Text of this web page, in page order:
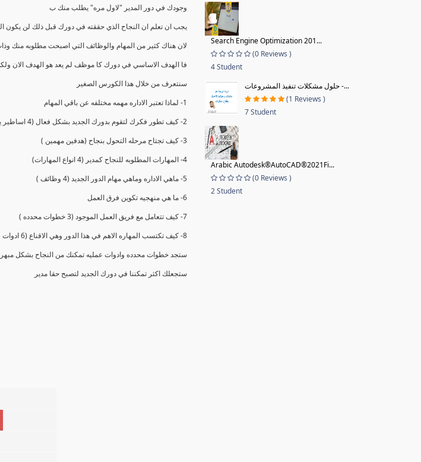
وجودك في دور المدير "لاول مره" يطلب منك ب
يجب ان تعلم ان النجاح الذي حققته في دورك قبل ذلك لن يكون
لان هناك كثير من المهام والوظائف التي اصبحت مطلوبه منك
فا الهدف الاساسي في دورك كا موظف لم يعد هو الهدف الان
سنتعرف من خلال هذا الكورس الصغير
1- لماذا تعتبر الاداره مهمه مختلفه عن باقي المهام
2- كيف تطور فكرك لتقوم بدورك الجديد بشكل فعال (4 اساطير يجب تغيرها)
3- كيف تجتاح مرحله التحول بنجاح (هدفين مهمين )
4- المهارات المطلوبه للنجاح كمدير (4 انواع المهارات)
5- ماهي الاداره وماهي مهام الدور الجديد (4 وظائف )
6- ما هي منهجيه تكوين فرق العمل
7- كيف تتعامل مع فريق العمل الموجود (3 خطوات محدده )
8- كيف تكتسب المهاره الاهم في هذا الدور وهي الاقناع (6 ادوات عمليه )
ستجد خطوات محدده وادوات عمليه تمكنك من النجاح بشكل مبهر
ستجعلك اكثر تمكننا في دورك الجديد لتصبح حقا مدير
Search Engine Optimization 201...
(0 Reviews )
4 Student
حلول مشكلات تنفيذ المشروعات -...
(1 Reviews )
7 Student
Arabic Autodesk®AutoCAD®2021Fi...
(0 Reviews )
2 Student